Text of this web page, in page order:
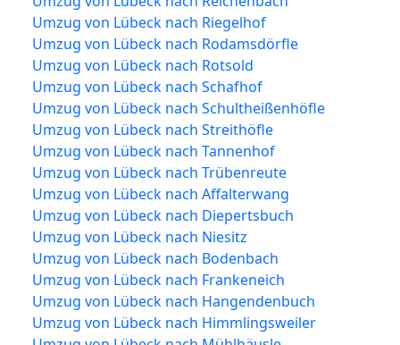
Umzug von Lübeck nach Riegelhof
Umzug von Lübeck nach Rodamsdörfle
Umzug von Lübeck nach Rotsold
Umzug von Lübeck nach Schafhof
Umzug von Lübeck nach Schultheißenhöfle
Umzug von Lübeck nach Streithöfle
Umzug von Lübeck nach Tannenhof
Umzug von Lübeck nach Trübenreute
Umzug von Lübeck nach Affalterwang
Umzug von Lübeck nach Diepertsbuch
Umzug von Lübeck nach Niesitz
Umzug von Lübeck nach Bodenbach
Umzug von Lübeck nach Frankeneich
Umzug von Lübeck nach Hangendenbuch
Umzug von Lübeck nach Himmlingsweiler